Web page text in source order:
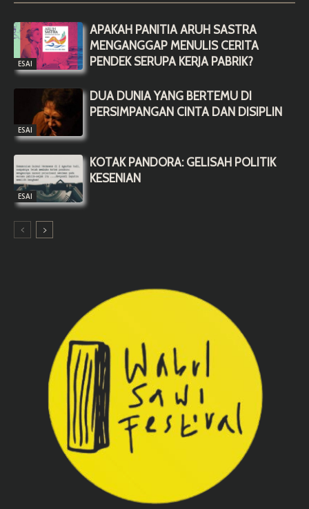
ESAI
APAKAH PANITIA ARUH SASTRA
MENGANGGAP MENULIS CERITA
PENDEK SERUPA KERJA PABRIK?
ESAI
DUA DUNIA YANG BERTEMU DI
PERSIMPANGAN CINTA DAN DISIPLIN
ESAI
KOTAK PANDORA: GELISAH POLITIK
KESENIAN